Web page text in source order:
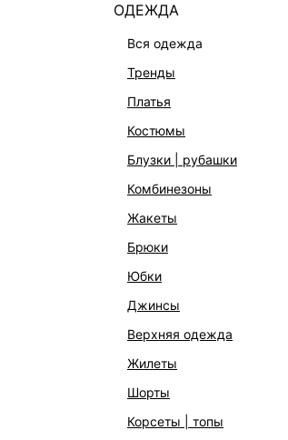
ОДЕЖДА
вся одежда
тренды
платья
костюмы
блузки | рубашки
комбинезоны
жакеты
брюки
юбки
джинсы
верхняя одежда
жилеты
шорты
корсеты | топы
ОФИСНАЯ КОЛЛЕКЦИЯ
ЭКСКЛЮЗИВНО ОНЛАЙН
АКСЕССУАРЫ | УКРАШЕНИЯ